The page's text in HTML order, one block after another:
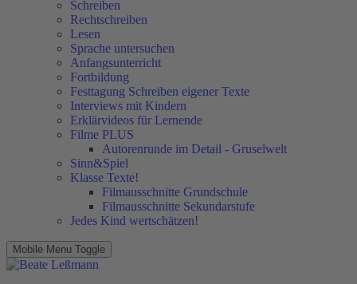
Schreiben
Rechtschreiben
Lesen
Sprache untersuchen
Anfangsunterricht
Fortbildung
Festtagung Schreiben eigener Texte
Interviews mit Kindern
Erklärvideos für Lernende
Filme PLUS
Autorenrunde im Detail - Gruselwelt
Sinn&Spiel
Klasse Texte!
Filmausschnitte Grundschule
Filmausschnitte Sekundarstufe
Jedes Kind wertschätzen!
Mobile Menu Toggle